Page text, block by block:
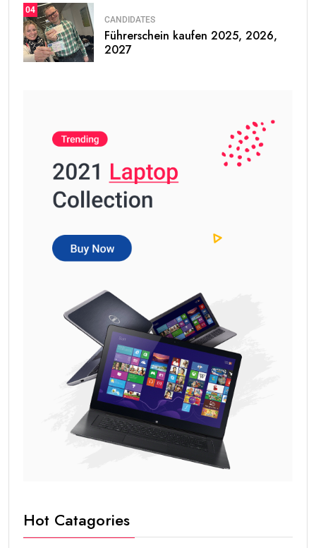
04
CANDIDATES
Führerschein kaufen 2025, 2026,
2027
Hot Catagories